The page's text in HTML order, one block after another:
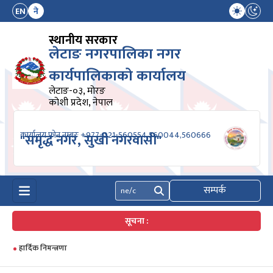
EN ने
स्थानीय सरकार
लेटाङ नगरपालिका नगर
कार्यपालिकाको कार्यालय
लेटाङ-०३, मोरङ
कोशी प्रदेश, नेपाल
कार्यालय फोन नम्बरः +977-021-560554,560044,560666
"समृद्ध नगर, सुखी नगरवासी"
खोज्नुहोस् सम्पर्क
सूचना :
कृषि सम्बन्धित विउविजन, मल, विषादी यन्त्र उपकरण तथा कृषि सामाग्रीको बजार मुल्य
उपलब्ध गराइदिने सम्बन्धी सूचना ।।।